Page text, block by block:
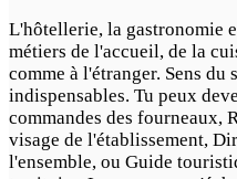
L'hôtellerie, la gastronomie
métiers de l'accueil, de la
comme à l'étranger. Sens
indispensables. Tu peux
commandes des fourneaux,
visage de l'établissement,
l'ensemble, ou Guide